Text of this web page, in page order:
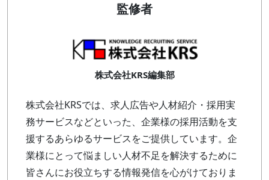
監修者
株式会社KRS編集部
株式会社KRSでは、求人広告や人材紹介・採用実
務サービスなどといった、企業様の採用活動を支
援するあらゆるサービスをご提供しています。企
業様にとって悩ましい人材不足を解決するために
皆さんにお役立ちする情報発信を心がけておりま